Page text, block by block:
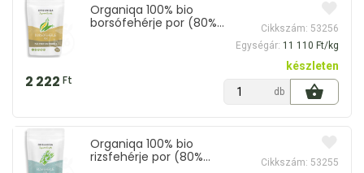
Organiqa 100% bio
borsófehérje por (80%
Cikkszám: 53256
Egységár: 11 110 Ft/kg
2 222 Ft
készleten
db
Organiqa 100% bio
rizsfehérje por (80%
Cikkszám: 53255